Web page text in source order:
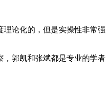
论化的，但是实操性非常
郭凯和张斌都是专业的学